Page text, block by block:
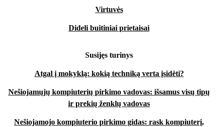
Virtuvės
Dideli buitiniai prietaisai
Susijęs turinys
Atgal į mokyklą: kokią techniką verta įsidėti?
Nešiojamųjų kompiuterių pirkimo vadovas: išsamus visų tipų
ir prekių ženklų vadovas
Nešiojamojo kompiuterio pirkimo gidas: rask kompiuterį,